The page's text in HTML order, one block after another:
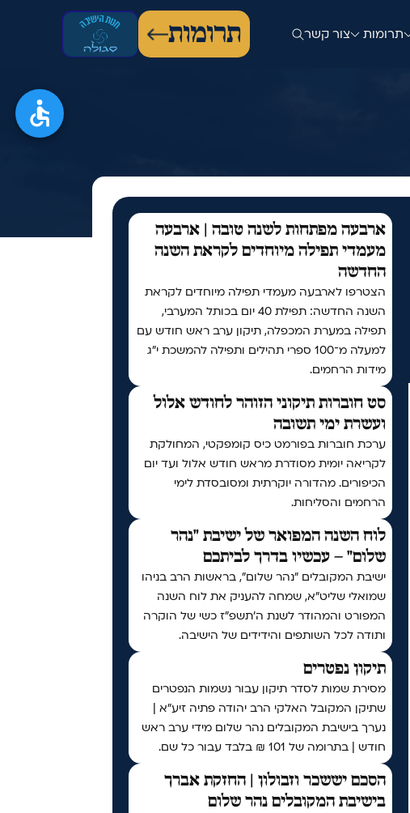
תרומות צור קשר תרומות
ארבעה מפתחות לשנה טובה | ארבעה
מעמדי תפילה מיוחדים לקראת השנה
החדשה
הצטרפו לארבעה מעמדי תפילה מיוחדים לקראת
השנה החדשה: תפילת 40 יום בכותל המערבי,
תפילה במערת המכפלה, תיקון ערב ראש חודש עם
למעלה מ־100 ספרי תהילים ותפילה להמשכת י"ג
מידות הרחמים.
סט חוברות תיקוני הזוהר לחודש אלול
ועשרת ימי תשובה
ערכת חוברות בפורמט כיס קומפקטי, המחולקת
לקריאה יומית מסודרת מראש חודש אלול ועד יום
הכיפורים. מהדורה יוקרתית ומסובסדת לימי
הרחמים והסליחות.
לוח השנה המפואר של ישיבת "נהר
שלום" – עכשיו בדרך לביתכם
ישיבת המקובלים "נהר שלום", בראשות הרב בניהו
שמואלי שליט"א, שמחה להעניק את לוח השנה
המפורט והמהודר לשנת ה'תשפ"ז כשי של הוקרה
ותודה לכל השותפים והידידים של הישיבה.
תיקון נפטרים
מסירת שמות לסדר תיקון עבור נשמות הנפטרים
שתיקן המקובל האלקי הרב יהודה פתיה זיע"א |
נערך בישיבת המקובלים נהר שלום מידי ערב ראש
חודש | בתרומה של 101 ₪ בלבד עבור כל שם.
הסכם יששכר וזבולון | החזקת אברך
בישיבת המקובלים נהר שלום